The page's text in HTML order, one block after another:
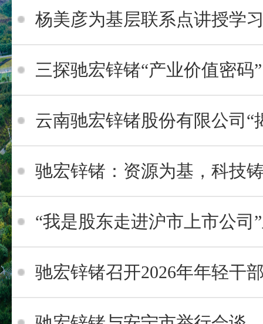
杨美彦为基层联系点讲授学
三探驰宏锌锗“产业价值密码”
云南驰宏锌锗股份有限公司“揭榜挂
驰宏锌锗：资源为基，科技铸魂，锻造铅
“我是股东走进沪市上市公司”主题活
驰宏锌锗召开2026年年轻干